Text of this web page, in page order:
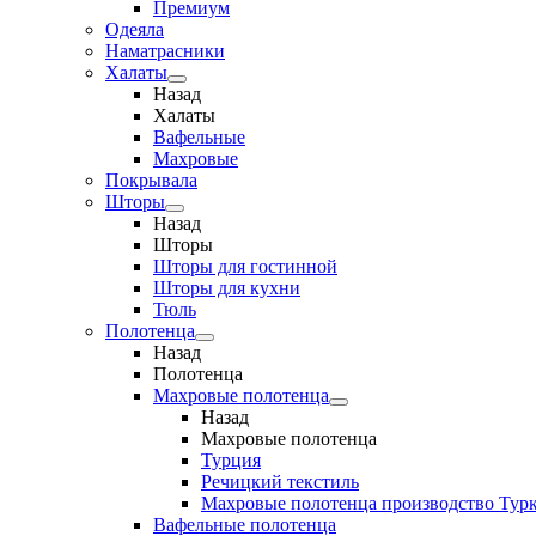
Премиум
Одеяла
Наматрасники
Халаты
Назад
Халаты
Вафельные
Махровые
Покрывала
Шторы
Назад
Шторы
Шторы для гостинной
Шторы для кухни
Тюль
Полотенца
Назад
Полотенца
Махровые полотенца
Назад
Махровые полотенца
Турция
Речицкий текстиль
Махровые полотенца производство
Вафельные полотенца